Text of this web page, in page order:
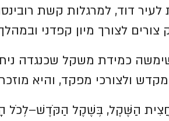
לעיר דוד, למרגלות קשת
צורים לצורך מיון קפדני
כמידת משקל שכנגדה
ולצורכי מפקד, והיא
הַשֶּׁקֶל, בְּשֶׁקֶל הַקֹּדֶשׁ–לְכֹל